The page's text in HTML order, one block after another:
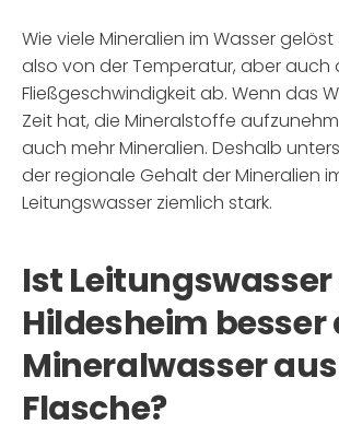
Wie viele Mineralien im Wasser
also von der Temperatur, aber auch
Fließgeschwindigkeit ab. Wenn das
Zeit hat, die Mineralstoffe
auch mehr Mineralien. Deshalb
der regionale Gehalt der Mineralien
Leitungswasser ziemlich stark.
Ist
Hildesheim besser
Mineralwasser
Flasche?